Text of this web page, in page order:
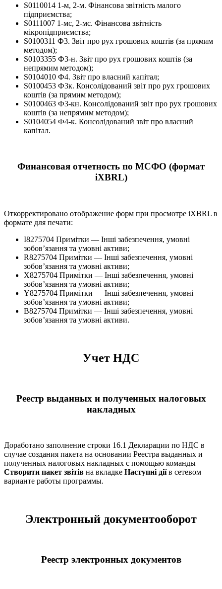
S0110014 1-м, 2-м. Фінансова звітність малого
підприємства;
S0111007 1-мс, 2-мс. Фінансова звітність
мікропідприємства;
S0100311 Ф3. Звiт про рух грошових коштiв (за прямим
методом);
S0103355 Ф3-н. Звiт про рух грошових коштiв (за
непрямим методом);
S0104010 Ф4. Звіт про власний капітал;
S0100453 Ф3к. Консолідований звiт про рух грошових
коштiв (за прямим методом);
S0100463 Ф3-кн. Консолідований звiт про рух грошових
коштiв (за непрямим методом);
S0104054 Ф4-к. Консолідований звіт про власний
капітал.
Финансовая отчетность по МСФО (формат
iXBRL)
Откорректировано отображение форм при просмотре iXBRL в
формате для печати:
I8275704 Примітки — Інші забезпечення, умовні
зобов’язання та умовні активи;
R8275704 Примітки — Інші забезпечення, умовні
зобов’язання та умовні активи;
X8275704 Примітки — Інші забезпечення, умовні
зобов’язання та умовні активи;
Y8275704 Примітки — Інші забезпечення, умовні
зобов’язання та умовні активи;
B8275704 Примітки — Інші забезпечення, умовні
зобов’язання та умовні активи.
Учет НДС
Реестр выданных и полученных налоговых
накладных
Доработано заполнение строки 16.1 Декларации по НДС в
случае создания пакета на основании Реестра выданных и
полученных налоговых накладных с помощью команды
Створити пакет звітів на вкладке Наступні діїв сетевом
варианте работы программы.
Электронный документооборот
Реестр электронных документов